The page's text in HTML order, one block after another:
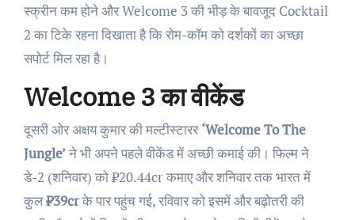
स्क्रीन कम होने और Welcome 3 की भीड़ के बावजूद Cocktail
2 का टिके रहना दिखाता है कि रोम-कॉम को दर्शकों का अच्छा
सपोर्ट मिल रहा है।
Welcome 3 का वीकेंड
दूसरी ओर अक्षय कुमार की मल्टीस्टारर‘Welcome To The
Jungle’ने भी अपने पहले वीकेंड में अच्छी कमाई की। फिल्म ने
डे-2 (शनिवार) को ₹20.44cr कमाए और शनिवार तक भारत में
कुल₹39crके पार पहुंच गई, रविवार को इसमें और बढ़ोतरी की